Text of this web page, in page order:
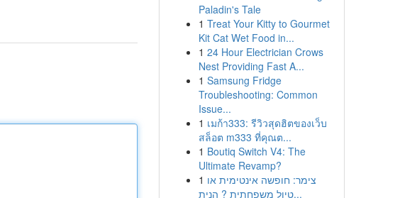
Paladin's Tale
1 Treat Your Kitty to Gourmet
Kit Cat Wet Food in...
1 24 Hour Electrician Crows
Nest Providing Fast A...
1 Samsung Fridge
Troubleshooting: Common
Issue...
1 เมก้า333: รีวิวสุดฮิตของเว็บ
สล็อต m333 ที่คุณต...
1 Boutiq Switch V4: The
Ultimate Revamp?
1 צימר: חופשה אינטימית או
טיול משפחתית ? הנית...